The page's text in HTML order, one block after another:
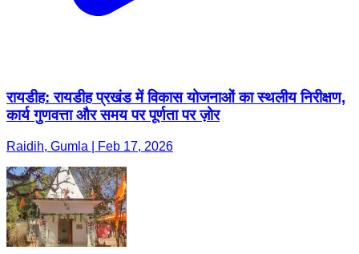
रायडीह: रायडीह प्रखंड में विकास योजनाओं का स्थलीय निरीक्षण,
कार्य गुणवत्ता और समय पर पूर्णता पर ज़ोर
Raidih, Gumla | Feb 17, 2026